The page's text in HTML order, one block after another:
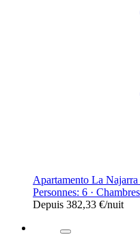
Apartamento La
Personnes: 6 ·
Depuis 382,33 €/nuit